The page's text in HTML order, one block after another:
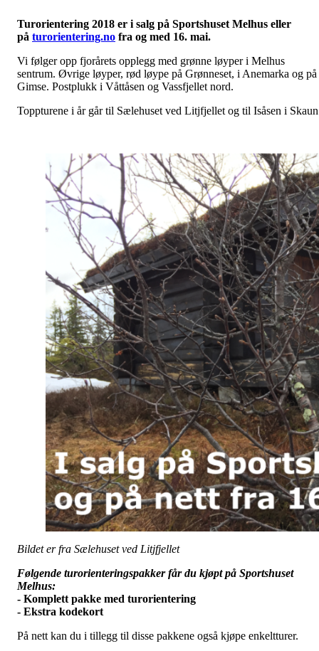
Turorientering 2018 er i salg på Sportshuset Melhus eller
på turorientering.no fra og med 16. mai.
Vi følger opp fjorårets opplegg med grønne løyper i Melhus
sentrum. Øvrige løyper, rød løype på Grønneset, i Anemarka og på
Gimse. Postplukk i Våttåsen og Vassfjellet nord.
Toppturene i år går til Sælehuset ved Litjfjellet og til Isåsen i
Bildet er fra Sælehuset ved Litjfjellet
Følgende turorienteringspakker får du kjøpt på Sportshuset
Melhus:
- Komplett pakke med turorientering
- Ekstra kodekort
På nett kan du i tillegg til disse pakkene også kjøpe enkeltturer.